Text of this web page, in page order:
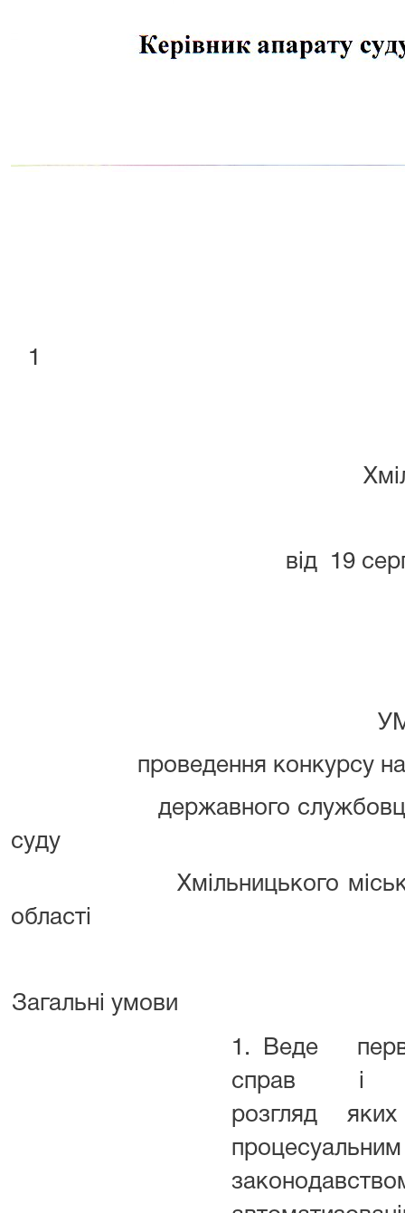
від 19
проведення конкурсу на
державного службовця
суду
Хмільницького
області
Загальні умови
1. Веде
справ і
розгляд